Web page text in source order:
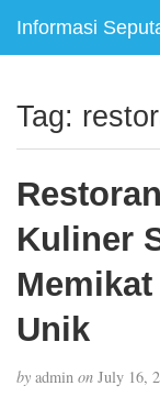
Informasi
Tag:
Kuliner
Unik
by admin on July 16,